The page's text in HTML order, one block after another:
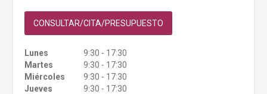
CONSULTAR/CITA/PRESUPUESTO
Lunes
9:30 - 17:30
Martes
9:30 - 17:30
Miércoles
9:30 - 17:30
Jueves
9:30 - 17:30